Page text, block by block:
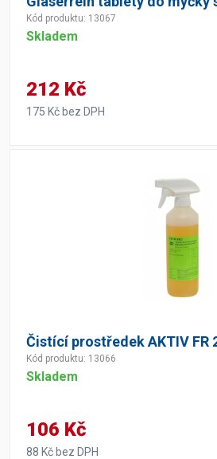
Kód produktu: 13067
Skladem
212 Kč
175 Kč bez DPH
Čistící prostředek AKTIV FR
Kód produktu: 13066
Skladem
106 Kč
88 Kč bez DPH